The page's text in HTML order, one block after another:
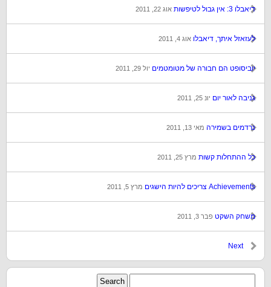
דיאבלו 3: אין גבול לטיפשות אוג 22, 2011
לעזאזל איתך, דיאבלו אוג 4, 2011
יוביסופט הם חבורה של מטומטמים יול 29, 2011
גניבה לאור יום יונ 25, 2011
נרדמים בשמירה מאי 13, 2011
כל ההתחלות קשות מרץ 25, 2011
Achievements צריכים להיות הישגים מרץ 5, 2011
משחק השקט פבר 3, 2011
Next